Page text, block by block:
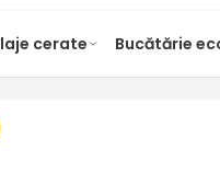
cerate Bucătărie